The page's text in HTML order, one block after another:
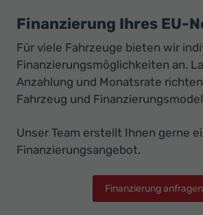
Finanzierung Ihres EU-
Für viele Fahrzeuge bieten wir
Finanzierungsmöglichkeiten an.
Anzahlung und Monatsrate
Fahrzeug und
Unser Team erstellt Ihnen gerne
Finanzierungsangebot.
Finanzierung anfragen